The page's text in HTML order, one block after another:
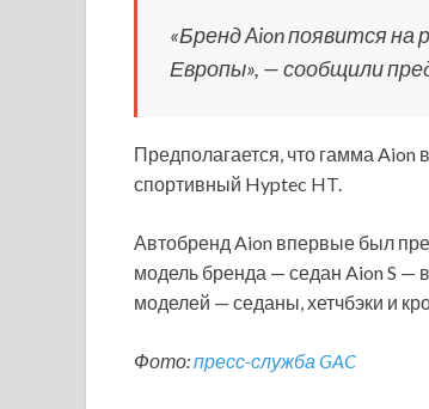
«Бренд Aion появится на
Европы», — сообщили
Предполагается, что гамма Aion
спортивный Hyptec HT.
Автобренд Aion впервые был
модель бренда — седан Aion S —
моделей — седаны, хетчбэки и
Фото:пресс-служба GAC